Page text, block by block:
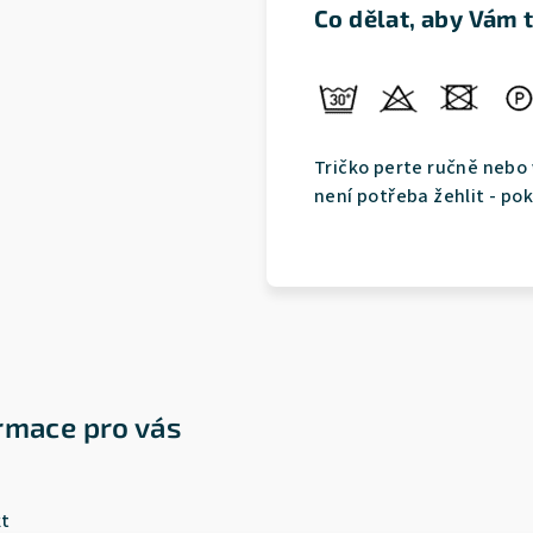
Co dělat, aby
Tričko perte ručně
není potřeba žehlit -
pro vás